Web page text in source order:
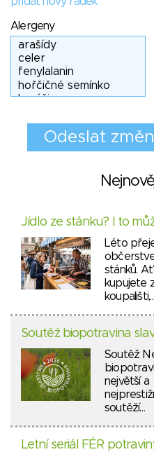
Alergeny
Jídlo ze stánku? I to
Léto
stánků. Ať
kupujete
Soutěž biopotravina
Soutěž
největší a
soutěží…
Letní seriál FÉR